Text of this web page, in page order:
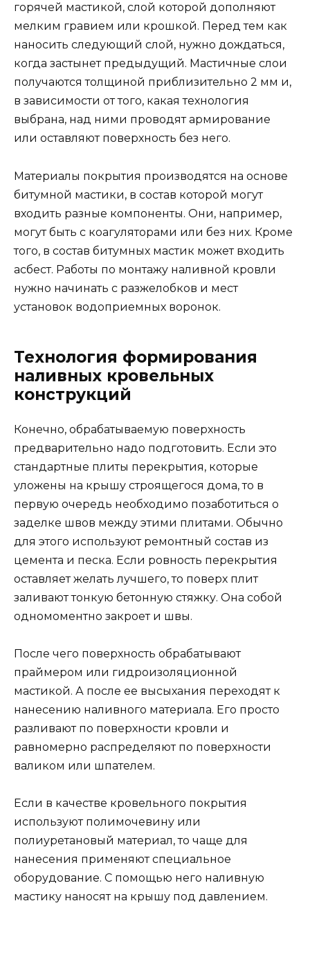
горячей мастикой, слой которой дополняют
мелким гравием или крошкой. Перед тем как
наносить следующий слой, нужно дождаться,
когда застынет предыдущий. Мастичные слои
получаются толщиной приблизительно 2 мм и,
в зависимости от того, какая технология
выбрана, над ними проводят армирование
или оставляют поверхность без него.
Материалы покрытия производятся на основе
битумной мастики, в состав которой могут
входить разные компоненты. Они, например,
могут быть с коагуляторами или без них. Кроме
того, в состав битумных мастик может входить
асбест. Работы по монтажу наливной кровли
нужно начинать с разжелобков и мест
установок водоприемных воронок.
Технология формирования
наливных кровельных
конструкций
Конечно, обрабатываемую поверхность
предварительно надо подготовить. Если это
стандартные плиты перекрытия, которые
уложены на крышу строящегося дома, то в
первую очередь необходимо позаботиться о
заделке швов между этими плитами. Обычно
для этого используют ремонтный состав из
цемента и песка. Если ровность перекрытия
оставляет желать лучшего, то поверх плит
заливают тонкую бетонную стяжку. Она собой
одномоментно закроет и швы.
После чего поверхность обрабатывают
праймером или гидроизоляционной
мастикой. А после ее высыхания переходят к
нанесению наливного материала. Его просто
разливают по поверхности кровли и
равномерно распределяют по поверхности
валиком или шпателем.
Если в качестве кровельного покрытия
используют полимочевину или
полиуретановый материал, то чаще для
нанесения применяют специальное
оборудование. С помощью него наливную
мастику наносят на крышу под давлением.